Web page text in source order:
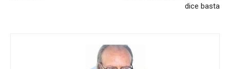
dice basta